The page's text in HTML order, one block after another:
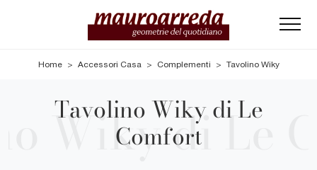
Home > Accessori Casa > Complementi > Tavolino Wiky
Tavolino Wiky di Le
Comfort